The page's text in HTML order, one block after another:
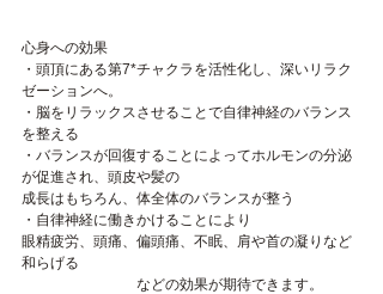
心身への効果
・頭頂にある第7*チャクラを活性化し、深いリラク
ゼーションへ。
・脳をリラックスさせることで自律神経のバランス
を整える
・バランスが回復することによってホルモンの分泌
が促進され、頭皮や髪の
成長はもちろん、体全体のバランスが整う
・自律神経に働きかけることにより
眼精疲労、頭痛、偏頭痛、不眠、肩や首の凝りなど
和らげる
などの効果が期待できます。